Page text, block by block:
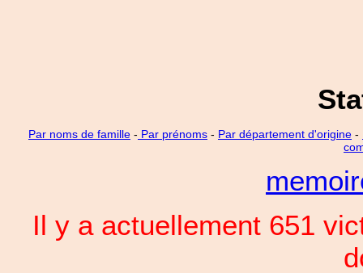
Par noms de famille - Par prénoms - Par département d'origine -
Il y a actuellement 651